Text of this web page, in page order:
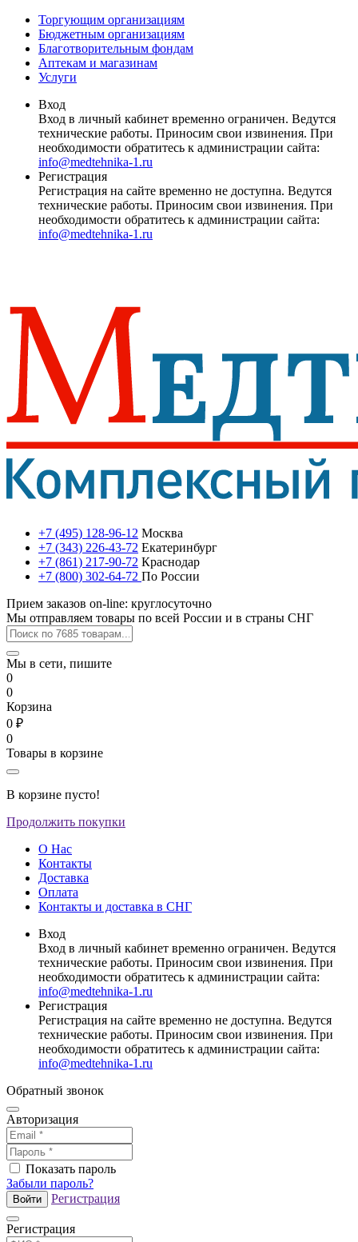
Торгующим организациям
Бюджетным организациям
Благотворительным фондам
Аптекам и магазинам
Услуги
Вход
Вход в личный кабинет временно ограничен. Ведутся
технические работы. Приносим свои извинения. При
необходимости обратитесь к администрации сайта:
info@medtehnika-1.ru
Регистрация
Регистрация на сайте временно не доступна. Ведутся
технические работы. Приносим свои извинения. При
необходимости обратитесь к администрации сайта:
info@medtehnika-1.ru
+7 (495) 128-96-12 Москва
+7 (343) 226-43-72 Екатеринбург
+7 (861) 217-90-72 Краснодар
+7 (800) 302-64-72 По России
Прием заказов on-line: круглосуточно
Мы отправляем товары по всей России и в страны СНГ
Мы в сети, пишите
0
0
Корзина
0 ₽
0
Товары в корзине
В корзине пусто!
Продолжить покупки
О Нас
Контакты
Доставка
Оплата
Контакты и доставка в СНГ
Вход
Вход в личный кабинет временно ограничен. Ведутся
технические работы. Приносим свои извинения. При
необходимости обратитесь к администрации сайта:
info@medtehnika-1.ru
Регистрация
Регистрация на сайте временно не доступна. Ведутся
технические работы. Приносим свои извинения. При
необходимости обратитесь к администрации сайта:
info@medtehnika-1.ru
Обратный звонок
Авторизация
Показать пароль
Забыли пароль?
Войти Регистрация
Регистрация